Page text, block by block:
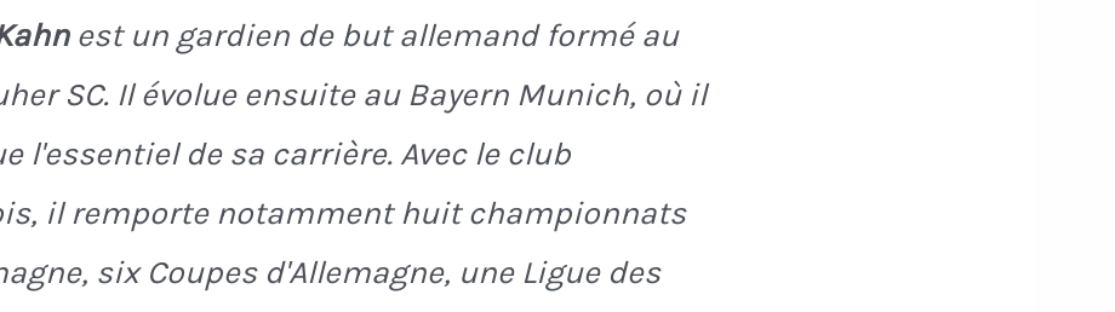
est un gardien de but allemand formé au
SC. Il évolue ensuite au Bayern Munich, où il
l'essentiel de sa carrière. Avec le club
il remporte notamment huit championnats
six Coupes d'Allemagne, une Ligue des